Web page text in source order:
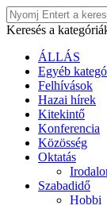
Keresés a
ÁLLÁS
Egyéb
Felhívások
Hazai hírek
Kitekintő
Konferencia
Közösség
Oktatás
Szabadidő
Hobbi